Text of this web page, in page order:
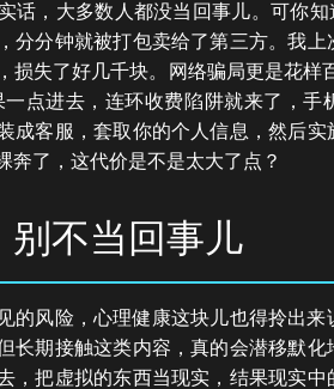
话，大多数人都没当回事儿。可你
分分钟就被打包卖给了第三方。我
损失了好几千块。网络骗局更是花
一点进去，连环收费陷阱就来了，手
成客服，套取你的个人信息，然后
奔了，这代价是不是太大了点？
别不当回事儿
风险，心理健康这块儿也得拎出来
长期接触这类内容，真的会潜移默
，把虚拟的东西当现实，结果现实